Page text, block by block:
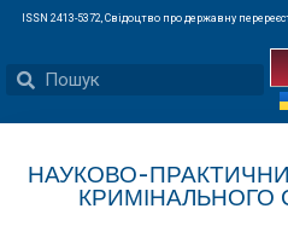
ISSN 2413-5372, Свідоцтво про державну
НАУКОВО-
КРИМІНАЛЬНОГО